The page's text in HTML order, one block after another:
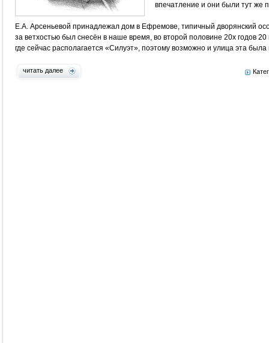
впечатление и они были тут же
Е.А. Арсеньевой принадлежал дом в Ефремове, типичный дворянский
за ветхостью был снесён в наше время, во второй половине 20х годов
где сейчас располагается «Силуэт», поэтому возможно и улица эта
читать далее